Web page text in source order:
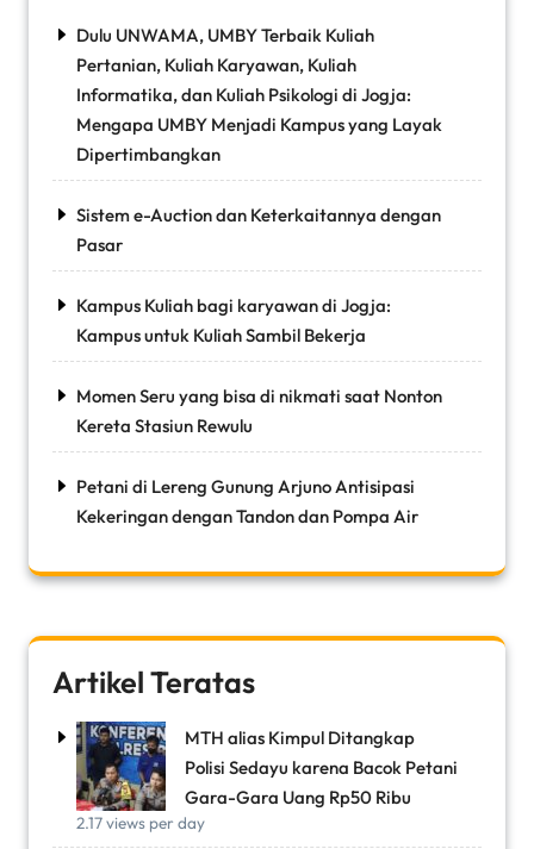
Dulu UNWAMA, UMBY Terbaik Kuliah
Pertanian, Kuliah Karyawan, Kuliah
Informatika, dan Kuliah Psikologi di Jogja:
Mengapa UMBY Menjadi Kampus yang Layak
Dipertimbangkan
Sistem e-Auction dan Keterkaitannya dengan
Pasar
Kampus Kuliah bagi karyawan di Jogja:
Kampus untuk Kuliah Sambil Bekerja
Momen Seru yang bisa di nikmati saat Nonton
Kereta Stasiun Rewulu
Petani di Lereng Gunung Arjuno Antisipasi
Kekeringan dengan Tandon dan Pompa Air
Artikel Teratas
MTH alias Kimpul Ditangkap
Polisi Sedayu karena Bacok Petani
Gara-Gara Uang Rp50 Ribu
2.17 views per day